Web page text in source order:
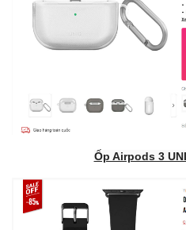
Ốp Airpods 3